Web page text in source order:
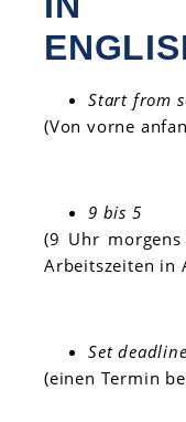
Start from
(Von vorne
9 bis 5
(9 Uhr
Arbeitszeiten in
Set
(einen Termin